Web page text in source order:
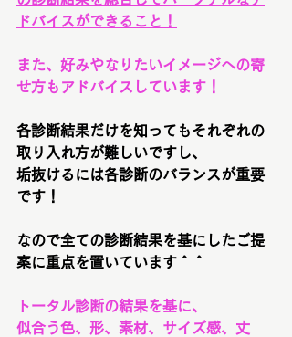
ドバイスができること！
また、好みやなりたいイメージへの寄
せ方もアドバイスしています！
各診断結果だけを知ってもそれぞれの
取り入れ方が難しいですし、
垢抜けるには各診断のバランスが重要
です！
なので全ての診断結果を基にしたご提
案に重点を置いています＾＾
トータル診断の結果を基に、
似合う色、形、素材、サイズ感、丈